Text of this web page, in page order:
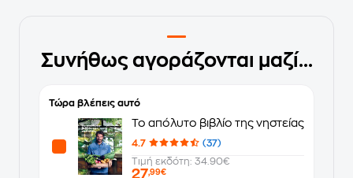
Συνήθως αγοράζονται μαζί...
Τώρα βλέπεις αυτό
Το απόλυτο βιβλίο της νηστείας
4.7
(37)
Τιμή εκδότη: 34.90€
27,99€